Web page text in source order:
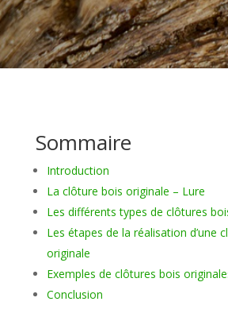
Sommaire
Introduction
La clôture bois originale – Lure
Les différents types de clôtures
Les étapes de la réalisation d’une
originale
Exemples de clôtures bois
Conclusion